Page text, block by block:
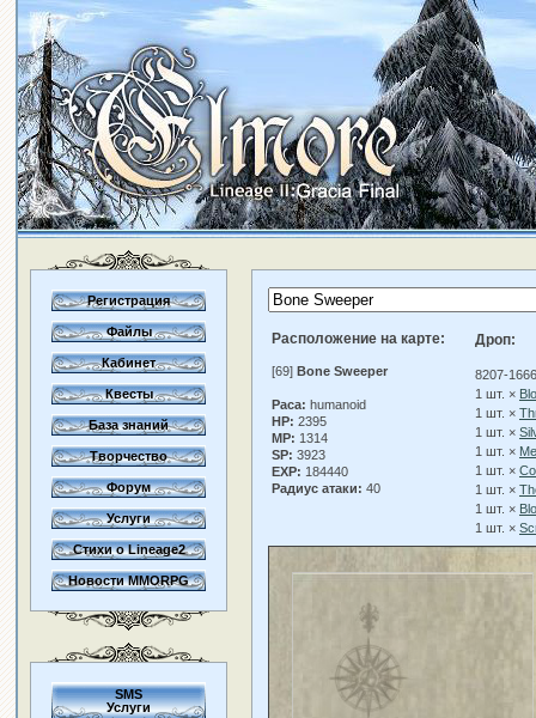
Регистрация
Файлы
Кабинет
Квесты
База знаний
Творчество
Форум
Услуги
Стихи о Lineage2
Новости MMORPG
SMS
Услуги
Расположение на карте:
[69] Bone Sweeper
Раса: humanoid
HP: 2395
MP: 1314
SP: 3923
EXP: 184440
Радиус атаки: 40
Дроп:
8207-
1 шт. ×
1 шт. ×
1 шт. ×
1 шт. ×
1 шт. ×
1 шт. ×
1 шт. ×
1 шт. ×